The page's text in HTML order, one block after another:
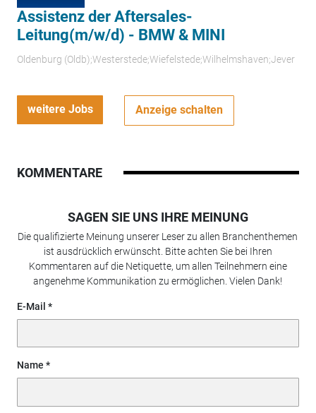
Assistenz der Aftersales-
Leitung(m/w/d) - BMW & MINI
Oldenburg (Oldb);Westerstede;Wiefelstede;Wilhelmshaven;Jever
weitere Jobs Anzeige schalten
KOMMENTARE
SAGEN SIE UNS IHRE MEINUNG
Die qualifizierte Meinung unserer Leser zu allen Branchenthemen
ist ausdrücklich erwünscht. Bitte achten Sie bei Ihren
Kommentaren auf die Netiquette, um allen Teilnehmern eine
angenehme Kommunikation zu ermöglichen. Vielen Dank!
E-Mail
Name